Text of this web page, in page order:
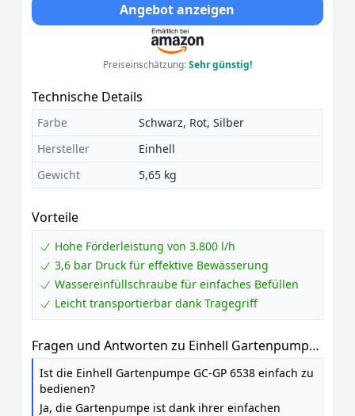
Angebot anzeigen
Preiseinschätzung:Sehr günstig!
Technische Details
Farbe
Schwarz, Rot, Silber
Hersteller
Einhell
Gewicht
5,65 kg
Vorteile
Hohe Förderleistung von 3.800 l/h
3,6 bar Druck für effektive Bewässerung
Wassereinfüllschraube für einfaches Befüllen
Leicht transportierbar dank Tragegriff
Fragen und Antworten zu Einhell Gartenpumpe
GC-GP 6538 (650 W, 3, 6 bar Druck, 3.800 l / h
Förderleistung, Wassereinfüllschraube,
Wasserablassschraube, Tragegriff)
Ist die Einhell Gartenpumpe GC-GP 6538 einfach zu
bedienen?
Ja, die Gartenpumpe ist dank ihrer einfachen